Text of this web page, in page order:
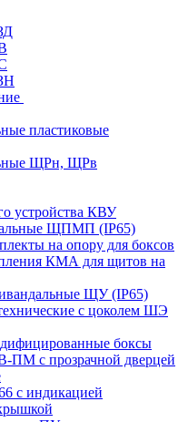
пластиковые
ЩРн, ЩРв
устройства КВУ
ЩПМП (IP65)
на опору для боксов
КМА для щитов на
ЩУ (IP65)
с цоколем ШЭ
боксы
с прозрачной дверцей
с индикацией